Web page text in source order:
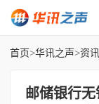
首页>华讯之声>资讯
邮储银行